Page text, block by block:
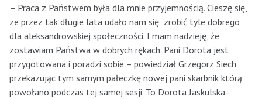
– Praca z Państwem była dla mnie przyjemnością. Cieszę się,
ze przez tak długie lata udało nam się zrobić tyle dobrego
dla aleksandrowskiej społeczności. I mam nadzieję, że
zostawiam Państwa w dobrych rękach. Pani Dorota jest
przygotowana i poradzi sobie – powiedział Grzegorz Siech
przekazując tym samym pałeczkę nowej pani skarbnik którą
powołano podczas tej samej sesji. To Dorota Jaskulska-